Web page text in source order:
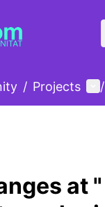
/ Projects /
at